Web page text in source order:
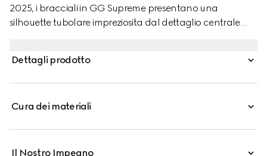
2025, i bracciali in GG Supreme presentano una
silhouette tubolare impreziosita dal dettaglio centrale
Dettagli prodotto
Cura dei materiali
Il Nostro Impegno